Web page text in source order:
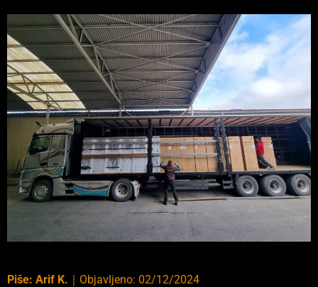
Piše: Arif K. ｜ Objavljeno: 02/12/2024